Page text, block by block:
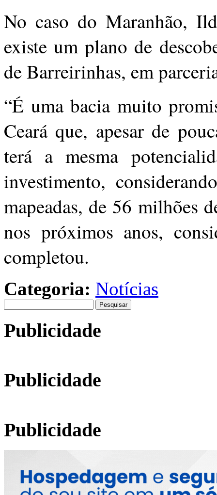
No caso do Maranhão,
existe um plano de
de Barreirinhas, em
“É uma bacia muito
Ceará que, apesar de
terá a mesma
investimento,
mapeadas, de 56 milhões
nos próximos anos,
completou.
Categoria: Notícias
por:
Publicidade
Publicidade
Publicidade